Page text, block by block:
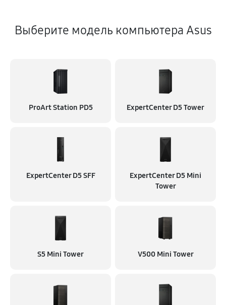
Выберите модель компьютера Asus
ProArt Station PD5 ExpertCenter D5 Tower
ExpertCenter D5 SFF
ExpertCenter D5 Mini
Tower
S5 Mini Tower V500 Mini Tower